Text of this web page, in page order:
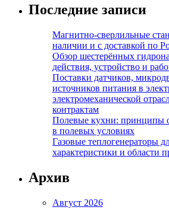
Последние записи
Магнитно-сверлильные
наличии и с доставкой по
Обзор шестерённых
действия, устройство и
Поставки датчиков,
источников питания в
электромеханической
контрактам
Полевые кухни: принципы
в полевых условиях
Газовые теплогенераторы
характеристики и области
Архив
Август 2026